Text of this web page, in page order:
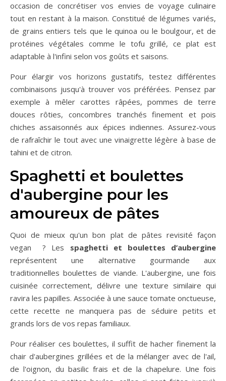
occasion de concrétiser vos envies de voyage culinaire
tout en restant à la maison. Constitué de légumes variés,
de grains entiers tels que le quinoa ou le boulgour, et de
protéines végétales comme le tofu grillé, ce plat est
adaptable à l'infini selon vos goûts et saisons.
Pour élargir vos horizons gustatifs, testez différentes
combinaisons jusqu'à trouver vos préférées. Pensez par
exemple à mêler carottes râpées, pommes de terre
douces rôties, concombres tranchés finement et pois
chiches assaisonnés aux épices indiennes. Assurez-vous
de rafraîchir le tout avec une vinaigrette légère à base de
tahini et de citron.
Spaghetti et boulettes
d'aubergine pour les
amoureux de pâtes
Quoi de mieux qu'un bon plat de pâtes revisité façon
vegan ? Les spaghetti et boulettes d’aubergine
représentent une alternative gourmande aux
traditionnelles boulettes de viande. L'aubergine, une fois
cuisinée correctement, délivre une texture similaire qui
ravira les papilles. Associée à une sauce tomate onctueuse,
cette recette ne manquera pas de séduire petits et
grands lors de vos repas familiaux.
Pour réaliser ces boulettes, il suffit de hacher finement la
chair d'aubergines grillées et de la mélanger avec de l'ail,
de l'oignon, du basilic frais et de la chapelure. Une fois